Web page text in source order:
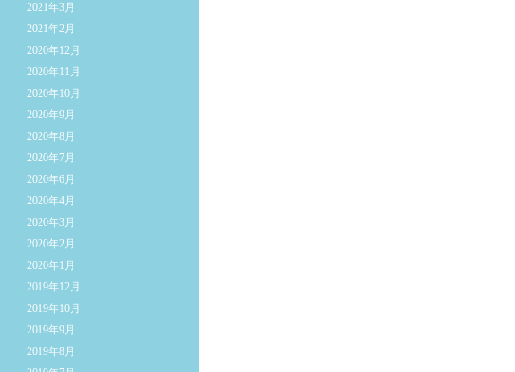
2021年3月
2021年2月
2020年12月
2020年11月
2020年10月
2020年9月
2020年8月
2020年7月
2020年6月
2020年4月
2020年3月
2020年2月
2020年1月
2019年12月
2019年10月
2019年9月
2019年8月